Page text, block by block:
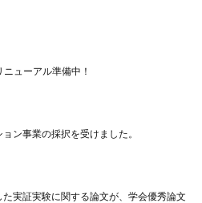
ューアル準備中！
ン事業の採択を受けました。
実証実験に関する論文が、学会優秀論文